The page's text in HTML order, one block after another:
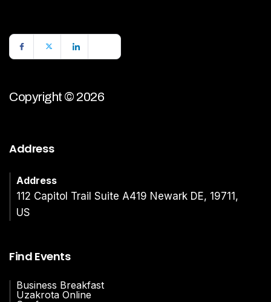
Copyright © 2026
Address
Address
112 Capitol Trail Suite A419 Newark DE, 19711,
US
Find Events
Business Breakfast
Uzakrota Online